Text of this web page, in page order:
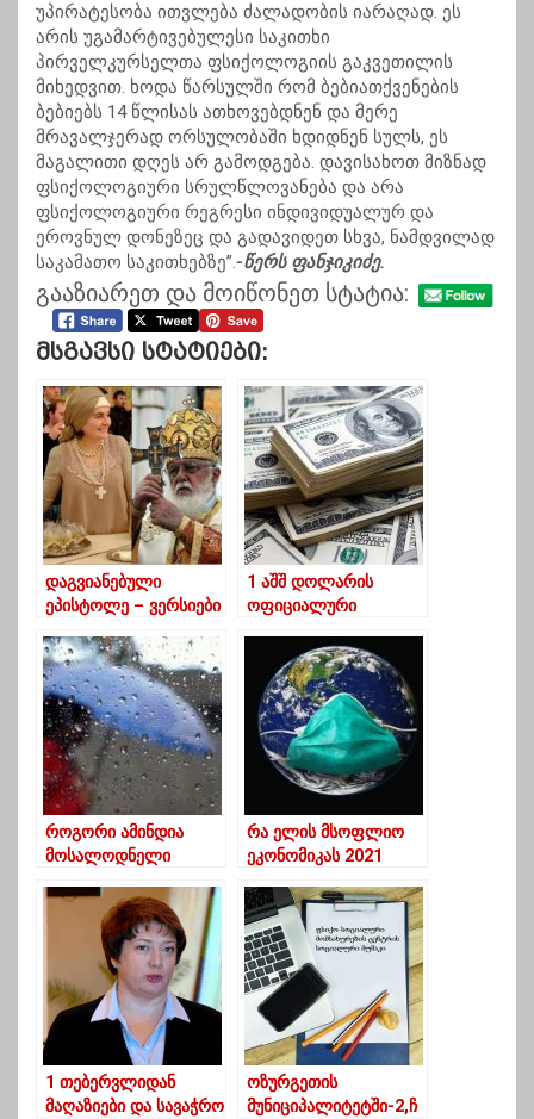
უპირატესობა ითვლება ძალადობის იარაღად. ეს
არის უგამარტივებულესი საკითხი
პირველკურსელთა ფსიქოლოგიის გაკვეთილის
მიხედვით. ხოდა წარსულში რომ ბებიათქვენების
ბებიებს 14 წლისას ათხოვებდნენ და მერე
მრავალჯერად ორსულობაში ხდიდნენ სულს, ეს
მაგალითი დღეს არ გამოდგება. დავისახოთ მიზნად
ფსიქოლოგიური სრულწლოვანება და არა
ფსიქოლოგიური რეგრესი ინდივიდუალურ და
ეროვნულ დონეზეც და გადავიდეთ სხვა, ნამდვილად
საკამათო საკითხებზე”.-წერს ფანჯიკიძე.
გააზიარეთ და მოიწონეთ სტატია:
Მსგავსი Სტატიები:
დაგვიანებული
ეპისტოლე – ვერსიები
1 აშშ დოლარის
ოფიციალური
ლარი გახდა
როგორი ამინდია
მოსალოდნელი
რა ელის მსოფლიო
ეკონომიკას 2021
1 თებერვლიდან
მაღაზიები და სავაჭრო
ოზურგეთის
მუნიციპალიტეტში-2,ჩ